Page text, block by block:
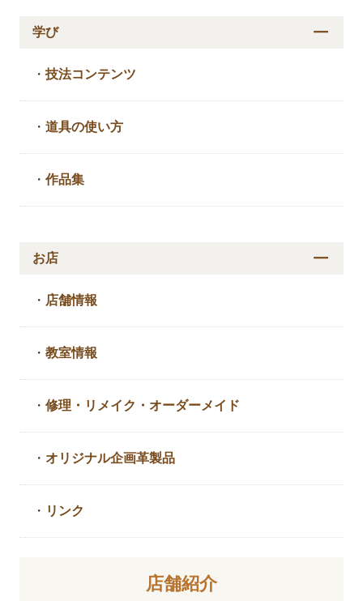
学び
・技法コンテンツ
・道具の使い方
・作品集
お店
・ 店舗情報
・教室情報
・修理・リメイク・ オーダーメイド
・ オリジナル企画革製品
・ リンク
店舗紹介